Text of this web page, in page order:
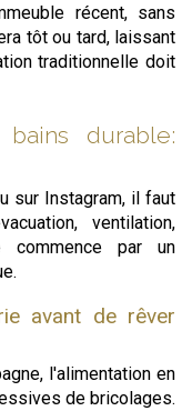
récent, sans
tôt ou tard, laissant
traditionnelle doit
durable:
sur Instagram, il faut
ventilation,
commence par un
avant de rêver
l'alimentation en
de bricolages.